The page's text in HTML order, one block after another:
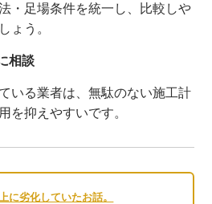
・足場条件を統一し、比較しや
ょう。
相談
いる業者は、無駄のない施工計
を抑えやすいです。
に劣化していたお話。